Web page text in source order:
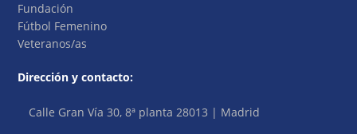
Fundación
Fútbol Femenino
Veteranos/as
Dirección y contacto:
Calle Gran Vía 30, 8ª planta 28013 | Madrid